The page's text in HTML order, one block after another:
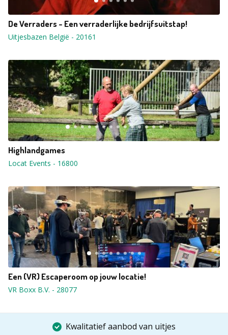
De Verraders - Een verraderlijke bedrijfsuitstap!
Uitjesbazen België - 20161
Highlandgames
Locat Events - 16800
Een (VR) Escaperoom op jouw locatie!
VR Boxx B.V. - 28077
Kwalitatief aanbod van uitjes